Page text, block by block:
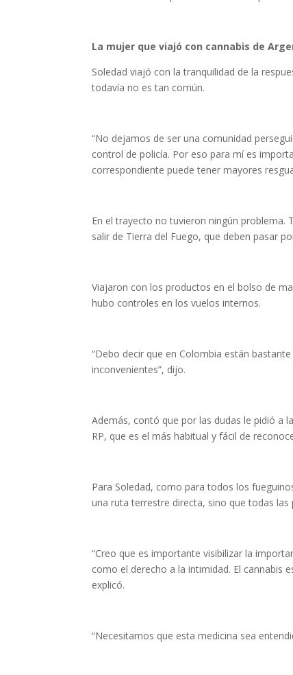
La mujer que viajó con cannabis de
Soledad viajó con la tranquilidad de la
todavía no es tan común.
“No dejamos de ser una comunidad
control de policía. Por eso para mí es
correspondiente puede tener mayores
En el trayecto no tuvieron ningún problema.
salir de Tierra del Fuego, que deben pasar
Viajaron con los productos en el bolso de
hubo controles en los vuelos internos.
“Debo decir que en Colombia están
inconvenientes”, dijo.
Además, contó que por las dudas le pidió a
RP, que es el más habitual y fácil de
Para Soledad, como para todos los
una ruta terrestre directa, sino que todas
“Creo que es importante visibilizar la
como el derecho a la intimidad. El cannabis
explicó.
“Necesitamos que esta medicina sea